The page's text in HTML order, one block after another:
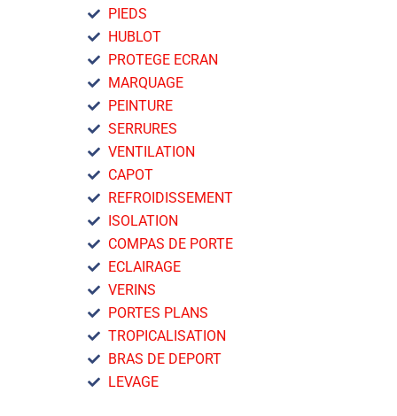
PIEDS
HUBLOT
PROTEGE ECRAN
MARQUAGE
PEINTURE
SERRURES
VENTILATION
CAPOT
REFROIDISSEMENT
ISOLATION
COMPAS DE PORTE
ECLAIRAGE
VERINS
PORTES PLANS
TROPICALISATION
BRAS DE DEPORT
LEVAGE